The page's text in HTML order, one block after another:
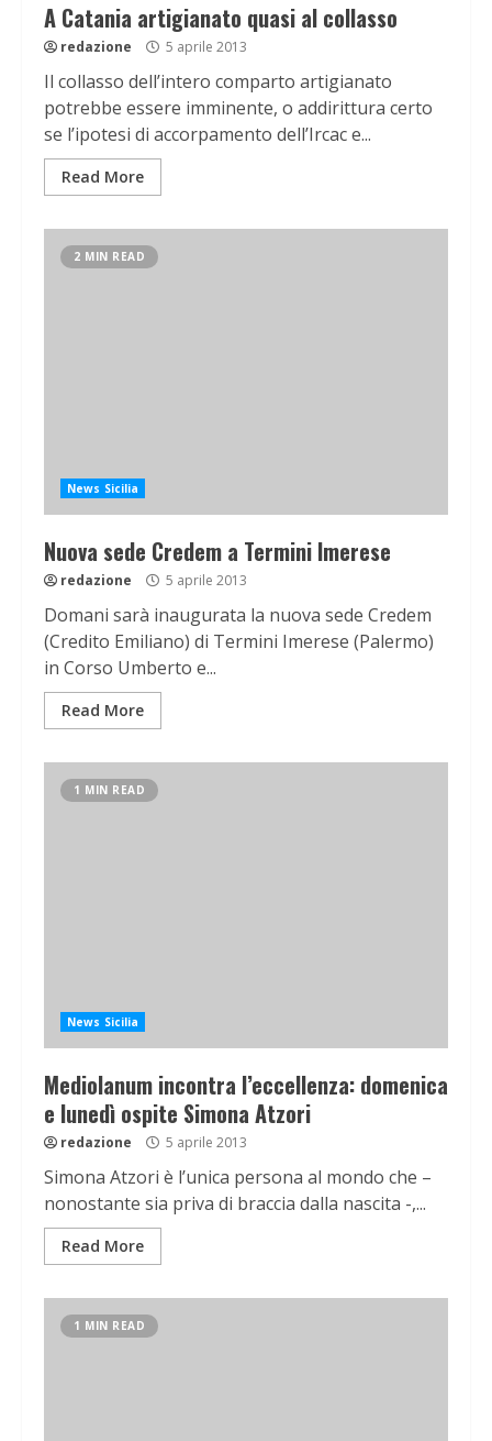
A Catania artigianato quasi al collasso
redazione 5 aprile 2013
Il collasso dell’intero comparto artigianato
potrebbe essere imminente, o addirittura certo
se l’ipotesi di accorpamento dell’Ircac e...
Read More
2 MIN READ
News Sicilia
Nuova sede Credem a Termini Imerese
redazione 5 aprile 2013
Domani sarà inaugurata la nuova sede Credem
(Credito Emiliano) di Termini Imerese (Palermo)
in Corso Umberto e...
Read More
1 MIN READ
News Sicilia
Mediolanum incontra l’eccellenza: domenica
e lunedì ospite Simona Atzori
redazione 5 aprile 2013
Simona Atzori è l’unica persona al mondo che –
nonostante sia priva di braccia dalla nascita -,...
Read More
1 MIN READ